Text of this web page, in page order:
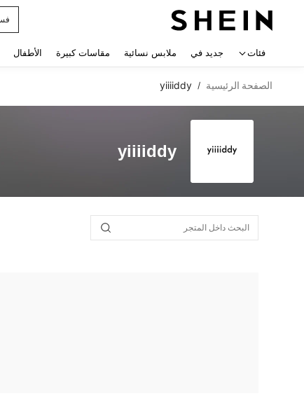
فئات جديد في ملابس نسائية مقاسات كبيرة الأطفال
الصفحة الرئيسية /
yiiiiddy
yiiiiddy